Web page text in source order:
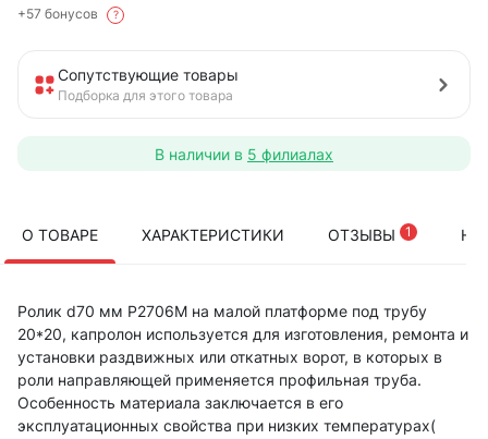
+57 бонусов
?
Сопутствующие товары
Подборка для этого товара
В наличии в 5 филиалах
О ТОВАРЕ ХАРАКТЕРИСТИКИ ОТЗЫВЫ 1
Ролик d70 мм Р2706М на малой платформе под трубу
20*20, капролон используется для изготовления, ремонта и
установки раздвижных или откатных ворот, в которых в
роли направляющей применяется профильная труба.
Особенность материала заключается в его
эксплуатационных свойства при низких температурах(